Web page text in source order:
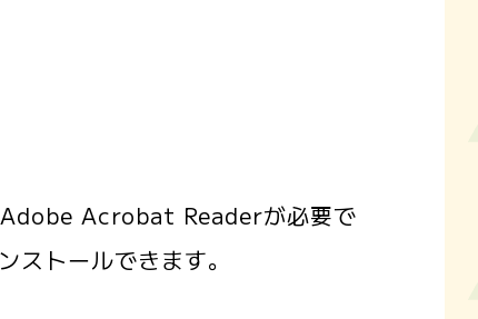
Acrobat Readerが必要で
ストールできます。